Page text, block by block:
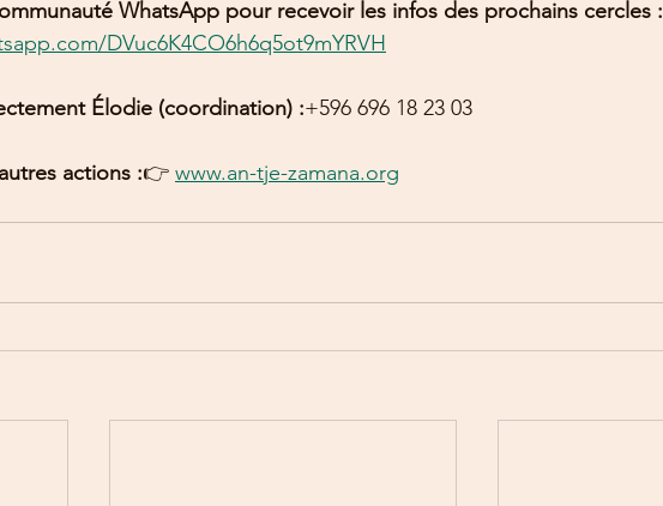
WhatsApp pour recevoir les infos des prochains cercles :
DVuc6K4CO6h6q5ot9mYRVH
Élodie (coordination) :+596 696 18 23 03
actions :👉 www.an-tje-zamana.org